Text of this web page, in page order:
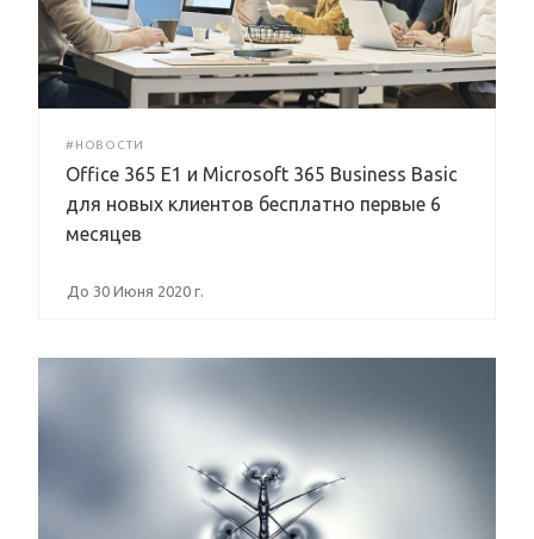
#НОВОСТИ
Office 365 E1 и Microsoft 365 Business Basic
для новых клиентов бесплатно первые 6
месяцев
До 30 Июня 2020 г.